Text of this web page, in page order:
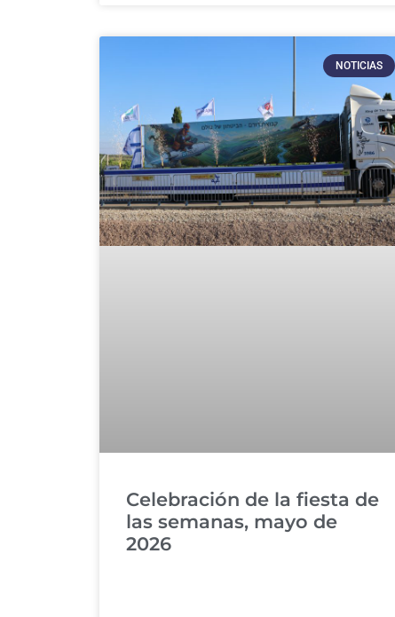
NOTICIAS
Celebración de la fiesta de
las semanas, mayo de
2026